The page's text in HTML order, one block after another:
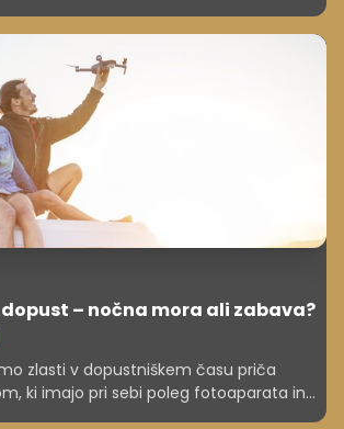
– nočna mora ali zabava?
zlasti v dopustniškem času priča
ki imajo pri sebi poleg fotoaparata in